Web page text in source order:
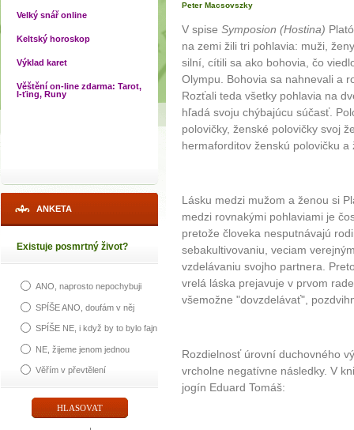
Velký snář online
Keltský horoskop
Výklad karet
Věštění on-line zdarma: Tarot,
I-ťing, Runy
ANKETA
Existuje posmrtný život?
ANO, naprosto nepochybuji
SPÍŠE ANO, doufám v něj
SPÍŠE NE, i když by to bylo fajn
NE, žijeme jenom jednou
Věřím v převtělení
Peter Macsovszky
V spise Symposion (Hostina)
na zemi žili tri pohlavia: muži,
silní, cítili sa ako bohovia, čo
Olympu. Bohovia sa nahnevali a
Rozťali teda všetky pohlavia na
hľadá svoju chýbajúcu súčasť.
polovičky, ženské polovičky svoj
hermaforditov ženskú polovičku
Lásku medzi mužom a ženou si
medzi rovnakými pohlaviami je
pretože človeka nesputnávajú
sebakultivovaniu, veciam
vzdelávaniu svojho partnera.
vrelá láska prejavuje v prvom
všemožne "dovzdelávať",
Rozdielnosť úrovní duchovného
vrcholne negatívne následky. V
jogín Eduard Tomáš: